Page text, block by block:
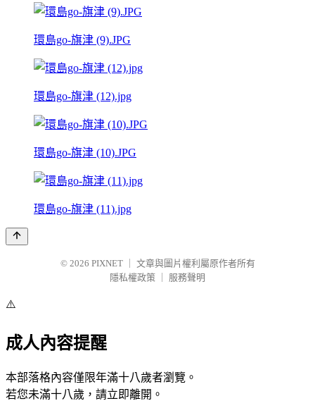
環島go-旗津 (9).JPG
環島go-旗津 (12).jpg
環島go-旗津 (10).JPG
環島go-旗津 (11).jpg
© 2026 PIXNET
文章與圖片權利屬原作者所有
隱私權政策
服務聲明
⚠️
成人內容提醒
本部落格內容僅限年滿十八歲者瀏覽。
若您未滿十八歲，請立即離開。